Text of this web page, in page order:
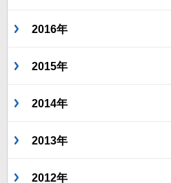
2016年
2015年
2014年
2013年
2012年